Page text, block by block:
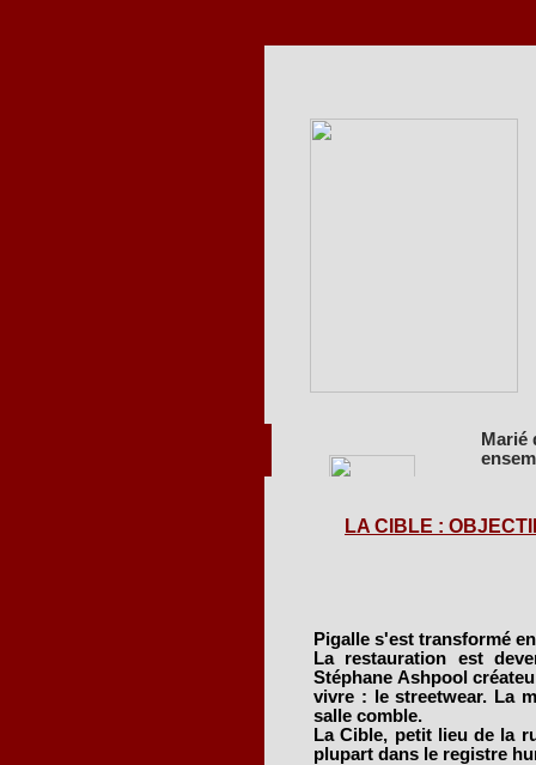
Marié
de
C'est
LA CIBLE :
Pigalle s'est transformé
La restauration est
Stéphane Ashpool
vivre : le streetwear. La
salle comble.
La Cible, petit lieu de la
plupart dans le registre